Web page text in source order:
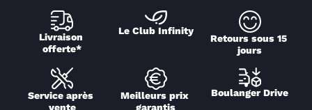
Livraison
offerte*
Le Club Infinity
Retours sous 15
jours
Service après
vente
Meilleurs prix
garantis
Boulanger Drive